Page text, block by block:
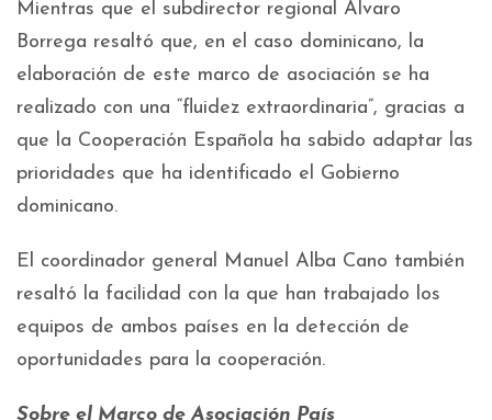
Mientras que el subdirector regional Álvaro
Borrega resaltó que, en el caso dominicano, la
elaboración de este marco de asociación se ha
realizado con una “fluidez extraordinaria”, gracias a
que la Cooperación Española ha sabido adaptar las
prioridades que ha identificado el Gobierno
dominicano.
El coordinador general Manuel Alba Cano también
resaltó la facilidad con la que han trabajado los
equipos de ambos países en la detección de
oportunidades para la cooperación.
Sobre el Marco de Asociación País